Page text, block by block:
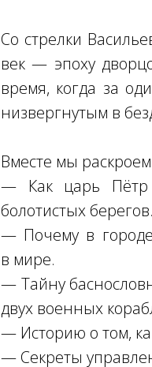
Со стрелки
век — эпоху
время, когда за
низвергнутым в
Вместе мы
— Как царь Пётр
болотистых берегов.
— Почему в
в мире.
— Тайну
двух военных
— Историю о том,
— Секреты